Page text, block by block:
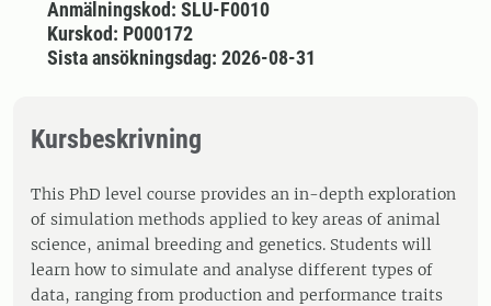
Anmälningskod: SLU-F0010
Kurskod: P000172
Sista ansökningsdag: 2026-08-31
Kursbeskrivning
This PhD level course provides an in-depth exploration
of simulation methods applied to key areas of animal
science, animal breeding and genetics. Students will
learn how to simulate and analyse different types of
data, ranging from production and performance traits